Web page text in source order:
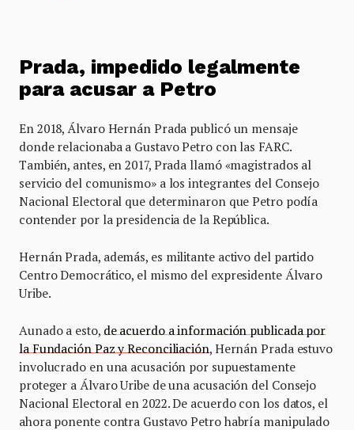
Prada, impedido legalmente
para acusar a Petro
En 2018, Álvaro Hernán Prada publicó un mensaje
donde relacionaba a Gustavo Petro con las FARC.
También, antes, en 2017, Prada llamó «magistrados al
servicio del comunismo» a los integrantes del Consejo
Nacional Electoral que determinaron que Petro podía
contender por la presidencia de la República.
Hernán Prada, además, es militante activo del partido
Centro Democrático, el mismo del expresidente Álvaro
Uribe.
Aunado a esto, de acuerdo a información publicada por
la Fundación Paz y Reconciliación, Hernán Prada estuvo
involucrado en una acusación por supuestamente
proteger a Álvaro Uribe de una acusación del Consejo
Nacional Electoral en 2022. De acuerdo con los datos, el
ahora ponente contra Gustavo Petro habría manipulado